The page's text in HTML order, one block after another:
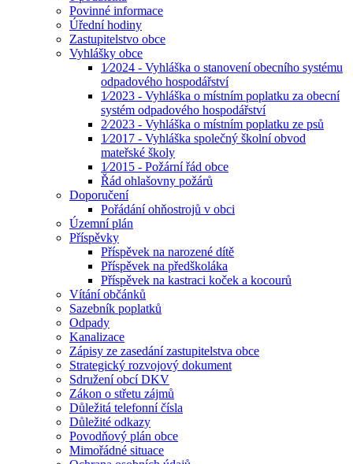
Povinné informace
Úřední hodiny
Zastupitelstvo obce
Vyhlášky obce
1⁄2024 - Vyhláška o stanovení obecního systému
odpadového hospodářství
1⁄2023 - Vyhláška o místním poplatku za obecní
systém odpadového hospodářství
2⁄2023 - Vyhláška o místním poplatku ze psů
1⁄2017 - Vyhláška společný školní obvod
mateřské školy
1⁄2015 - Požární řád obce
Řád ohlašovny požárů
Doporučení
Pořádání ohňostrojů v obci
Územní plán
Příspěvky
Příspěvek na narozené dítě
Příspěvek na předškoláka
Příspěvek na kastraci koček a kocourů
Vítání občánků
Sazebník poplatků
Odpady
Kanalizace
Zápisy ze zasedání zastupitelstva obce
Strategický rozvojový dokument
Sdružení obcí DKV
Zákon o střetu zájmů
Důležitá telefonní čísla
Důležité odkazy
Povodňový plán obce
Mimořádné situace